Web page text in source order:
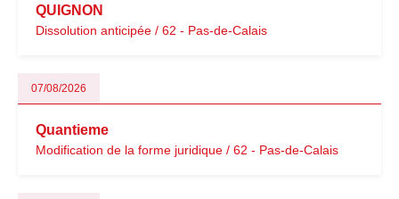
QUIGNON
Dissolution anticipée / 62 - Pas-de-Calais
07/08/2026
Quantieme
Modification de la forme juridique / 62 - Pas-de-Calais